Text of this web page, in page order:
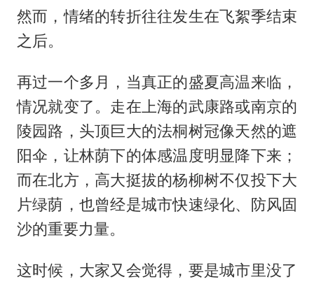
然而，情绪的转折往往发生在飞絮季结束
之后。
再过一个多月，当真正的盛夏高温来临，
情况就变了。走在上海的武康路或南京的
陵园路，头顶巨大的法桐树冠像天然的遮
阳伞，让林荫下的体感温度明显降下来；
而在北方，高大挺拔的杨柳树不仅投下大
片绿荫，也曾经是城市快速绿化、防风固
沙的重要力量。
这时候，大家又会觉得，要是城市里没了